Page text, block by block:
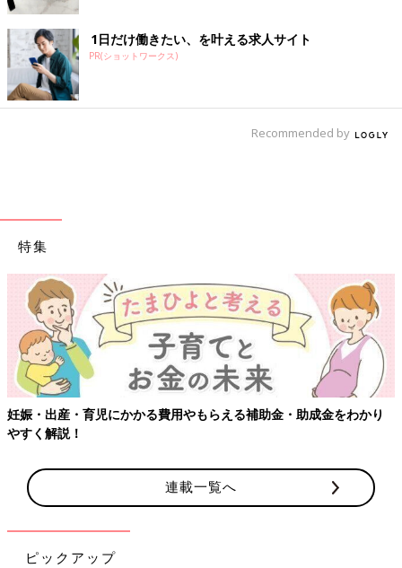
1日だけ働きたい、を叶える求人サイト
PR(ショットワークス)
Recommended by
特集
り 【ワクチン接種できるものも】妊婦の感染症対策、知っておい
連載一覧へ
ピックアップ